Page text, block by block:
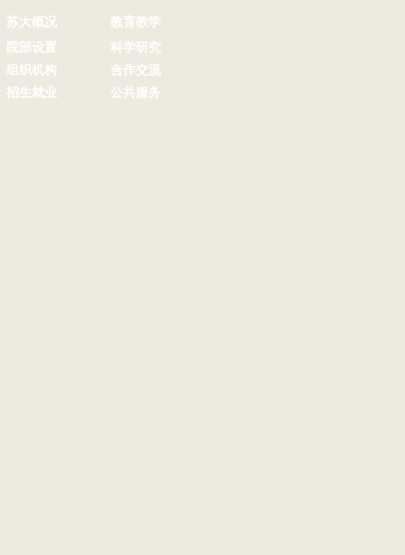
苏大概况
教育教学
院部设置
科学研究
组织机构
合作交流
招生就业
公共服务